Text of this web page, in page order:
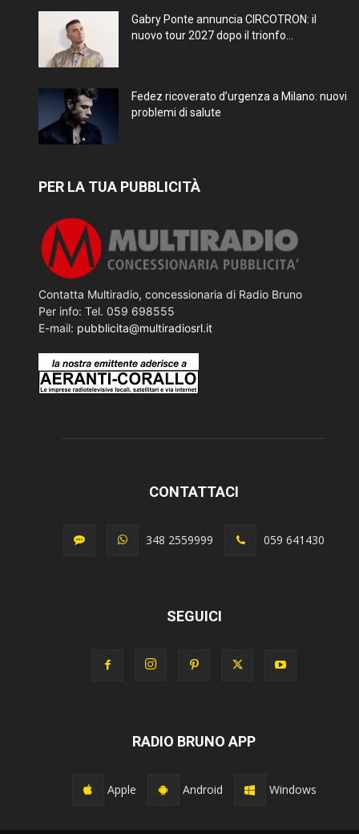
Gabry Ponte annuncia CIRCOTRON: il
nuovo tour 2027 dopo il trionfo...
Fedez ricoverato d’urgenza a Milano: nuovi
problemi di salute
PER LA TUA PUBBLICITÀ
Contatta Multiradio, concessionaria di Radio Bruno
Per info: Tel. 059 698555
E-mail: pubblicita@multiradiosrl.it
CONTATTACI
348 2559999 059 641430
SEGUICI
RADIO BRUNO APP
Apple Android Windows